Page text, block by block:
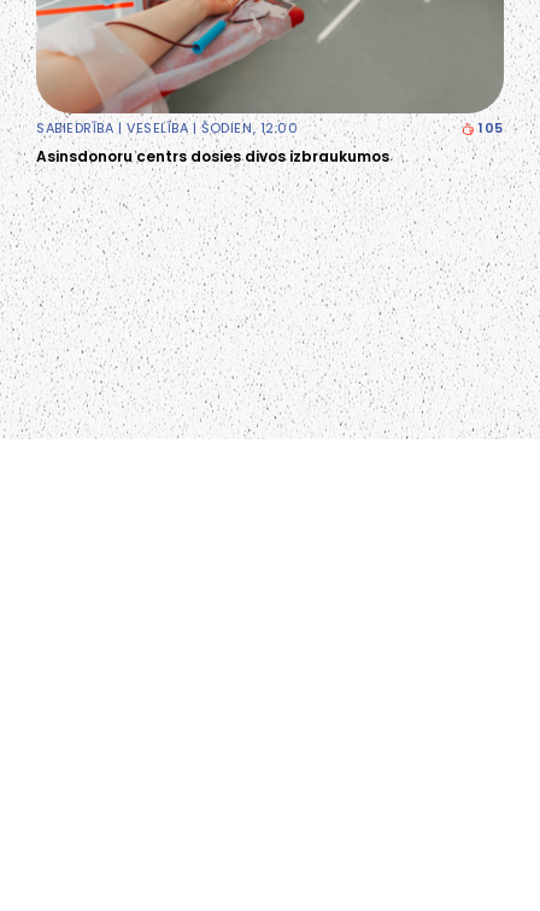
SABIEDRĪBA |VESELĪBA| ŠODIEN, 12:00 105
Asinsdonoru centrs dosies divos izbraukumos